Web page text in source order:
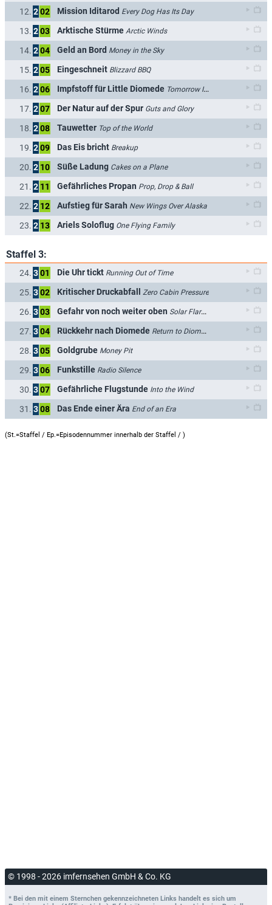
12. 202 Mission Iditarod Every Dog Has Its Day
13. 203 Arktische Stürme Arctic Winds
14. 204 Geld an Bord Money in the Sky
15. 205 Eingeschneit Blizzard BBQ
16. 206 Impfstoff für Little Diomede Tomorrow Island
17. 207 Der Natur auf der Spur Guts and Glory
18. 208 Tauwetter Top of the World
19. 209 Das Eis bricht Breakup
20. 2 10 Süße Ladung Cakes on a Plane
21. 2 11 Gefährliches Propan Prop, Drop & Ball
22. 2 12 Aufstieg für Sarah New Wings Over Alaska
23. 2 13 Ariels Soloflug One Flying Family
Staffel 3:
24. 301 Die Uhr tickt Running Out of Time
25. 302 Kritischer Druckabfall Zero Cabin Pressure
26. 303 Gefahr von noch weiter oben Solar Flare Danger
27. 304 Rückkehr nach Diomede Return to Diomede
28. 305 Goldgrube Money Pit
29. 306 Funkstille Radio Silence
30. 307 Gefährliche Flugstunde Into the Wind
31. 308 Das Ende einer Ära End of an Era
(St.=Staffel / Ep.=Episodennummer innerhalb der Staffel / )
© 1998 - 2026 imfernsehen GmbH & Co. KG
* Bei den mit einem Sternchen gekennzeichneten Links handelt es sich um